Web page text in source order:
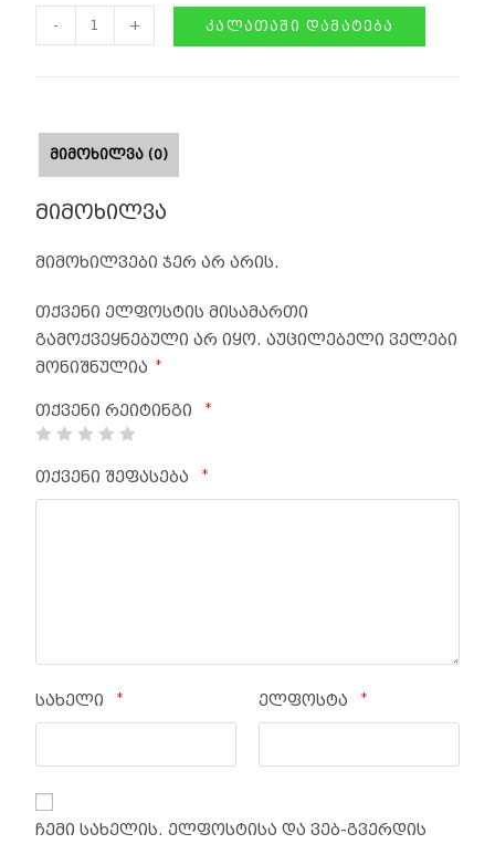
- + ᲙᲐᲚᲐᲗᲐᲨᲘ ᲓᲐᲛᲐᲢᲔᲑᲐ
ᲛᲘᲛᲝᲮᲘᲚᲕᲐ (0)
მიმოხილვა
მიმოხილვები ჯერ არ არის.
თქვენი ელფოსტის მისამართი
გამოქვეყნებული არ იყო. აუცილებელი ველები
მონიშნულია
*
თქვენი რეიტინგი *
თქვენი შეფასება *
სახელი * ელფოსტა *
ჩემი სახელის. ელფოსტისა და ვებ-გვერდის